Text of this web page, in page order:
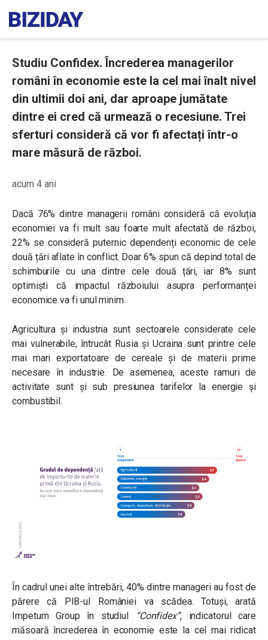
Studiu Confidex. Încrederea managerilor
români în economie este la cel mai înalt nivel
din ultimii doi ani, dar aproape jumătate
dintre ei cred că urmează o recesiune. Trei
sferturi consideră că vor fi afectați într-o
mare măsură de război.
acum 4 ani
Dacă 76% dintre managerii români consideră că evoluția
economiei va fi mult sau foarte mult afectată de război,
22% se consideră puternic dependenți economic de cele
două țări aflate în conflict. Doar 6% spun că depind total de
schimburile cu una dintre cele două țări, iar 8% sunt
optimiști că impactul războiului asupra performanței
economice va fi unul minim.
Agricultura și industria sunt sectoarele considerate cele
mai vulnerabile, întrucât Rusia și Ucraina sunt printre cele
mai mari exportatoare de cereale și de materii prime
necesare în industrie. De asemenea, aceste ramuri de
activitate sunt și sub presiunea tarifelor la energie și
combustibil.
În cadrul unei alte întrebări, 40% dintre manageri au fost de
părere că PIB-ul României va scădea. Totuși, arată
Impetum Group în studiul
“Confidex”, indicatorul care
măsoară încrederea în economie este la cel mai ridicat